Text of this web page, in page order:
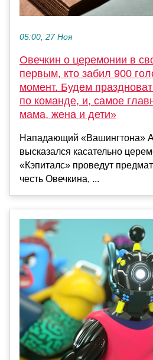
05:00, 27 Ноя
Овечкин о церемонии в
первым, кто забил 900
момент. Будем
по команде, и, самое
мама, жена и дети»
Нападающий «Вашингтона»
высказался касательно
«Кэпиталс» проведут
честь Овечкина, ...